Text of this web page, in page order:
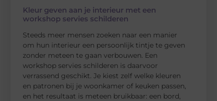
Kleur geven aan je interieur met een
workshop servies schilderen
Steeds meer mensen zoeken naar een manier
om hun interieur een persoonlijk tintje te geven
zonder meteen te gaan verbouwen. Een
workshop servies schilderen is daarvoor
verrassend geschikt. Je kiest zelf welke kleuren
en patronen bij je woonkamer of keuken passen,
en het resultaat is meteen bruikbaar: een bord,